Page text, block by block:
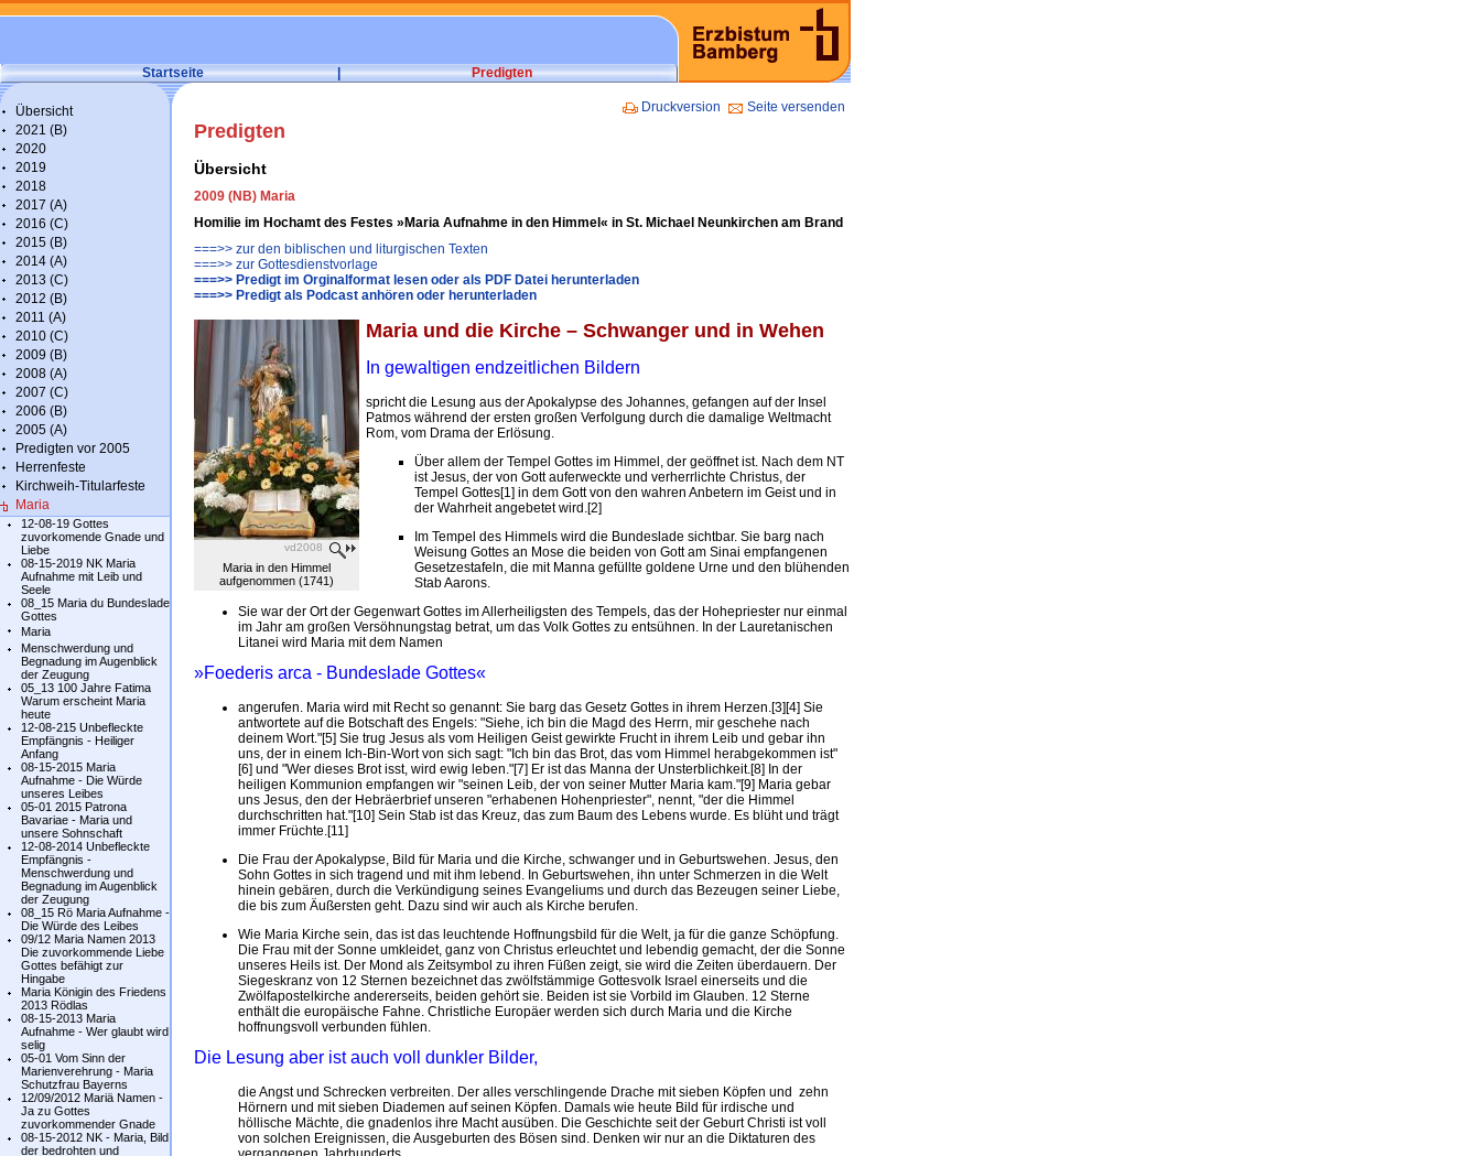
Startseite | Predigten
Übersicht
2021 (B)
2020
2019
2018
2017 (A)
2016 (C)
2015 (B)
2014 (A)
2013 (C)
2012 (B)
2011 (A)
2010 (C)
2009 (B)
2008 (A)
2007 (C)
2006 (B)
2005 (A)
Predigten vor 2005
Herrenfeste
Kirchweih-Titularfeste
Maria
12-08-19 Gottes
zuvorkomende Gnade und
Liebe
08-15-2019 NK Maria
Aufnahme mit Leib und
Seele
08_15 Maria du Bundeslade
Gottes
Maria
Menschwerdung und
Begnadung im Augenblick
der Zeugung
05_13 100 Jahre Fatima
Warum erscheint Maria
heute
12-08-215 Unbefleckte
Empfängnis - Heiliger
Anfang
08-15-2015 Maria
Aufnahme - Die Würde
unseres Leibes
05-01 2015 Patrona
Bavariae - Maria und
unsere Sohnschaft
12-08-2014 Unbefleckte
Empfängnis -
Menschwerdung und
Begnadung im Augenblick
der Zeugung
08_15 Rö Maria Aufnahme -
Die Würde des Leibes
09/12 Maria Namen 2013
Die zuvorkommende Liebe
Gottes befähigt zur
Hingabe
Maria Königin des Friedens
2013 Rödlas
08-15-2013 Maria
Aufnahme - Wer glaubt wird
selig
05-01 Vom Sinn der
Marienverehrung - Maria
Schutzfrau Bayerns
12/09/2012 Mariä Namen -
Ja zu Gottes
zuvorkommender Gnade
08-15-2012 NK - Maria, Bild
der bedrohten und
Druckversion Seite versenden
Predigten
Übersicht
2009 (NB) Maria
Homilie im Hochamt des Festes »Maria Aufnahme in den Himmel« in St. Michael Neunkirchen am Brand
===>> zur den biblischen und liturgischen Texten
===>> zur Gottesdienstvorlage
===>> Predigt im Orginalformat lesen oder als PDF Datei herunterladen
===>> Predigt als Podcast anhören oder herunterladen
vd2008
Maria in den Himmel
aufgenommen (1741)
Maria und die Kirche – Schwanger und in Wehen
In gewaltigen endzeitlichen Bildern
spricht die Lesung aus der Apokalypse des Johannes, gefangen auf der Insel
Patmos während der ersten großen Verfolgung durch die damalige Weltmacht
Rom, vom Drama der Erlösung.
Über allem der Tempel Gottes im Himmel, der geöffnet ist. Nach dem NT
ist Jesus, der von Gott auferweckte und verherrlichte Christus, der
Tempel Gottes[1] in dem Gott von den wahren Anbetern im Geist und in
der Wahrheit angebetet wird.[2]
Im Tempel des Himmels wird die Bundeslade sichtbar. Sie barg nach
Weisung Gottes an Mose die beiden von Gott am Sinai empfangenen
Gesetzestafeln, die mit Manna gefüllte goldene Urne und den blühenden
Stab Aarons.
Sie war der Ort der Gegenwart Gottes im Allerheiligsten des Tempels, das der Hohepriester nur einmal
im Jahr am großen Versöhnungstag betrat, um das Volk Gottes zu entsühnen. In der Lauretanischen
Litanei wird Maria mit dem Namen
»Foederis arca - Bundeslade Gottes«
angerufen. Maria wird mit Recht so genannt: Sie barg das Gesetz Gottes in ihrem Herzen.[3][4] Sie
antwortete auf die Botschaft des Engels: "Siehe, ich bin die Magd des Herrn, mir geschehe nach
deinem Wort."[5] Sie trug Jesus als vom Heiligen Geist gewirkte Frucht in ihrem Leib und gebar ihn
uns, der in einem Ich-Bin-Wort von sich sagt: "Ich bin das Brot, das vom Himmel herabgekommen ist"
[6] und "Wer dieses Brot isst, wird ewig leben."[7] Er ist das Manna der Unsterblichkeit.[8] In der
heiligen Kommunion empfangen wir "seinen Leib, der von seiner Mutter Maria kam."[9] Maria gebar
uns Jesus, den der Hebräerbrief unseren "erhabenen Hohenpriester", nennt, "der die Himmel
durchschritten hat."[10] Sein Stab ist das Kreuz, das zum Baum des Lebens wurde. Es blüht und trägt
immer Früchte.[11]
Die Frau der Apokalypse, Bild für Maria und die Kirche, schwanger und in Geburtswehen. Jesus, den
Sohn Gottes in sich tragend und mit ihm lebend. In Geburtswehen, ihn unter Schmerzen in die Welt
hinein gebären, durch die Verkündigung seines Evangeliums und durch das Bezeugen seiner Liebe,
die bis zum Äußersten geht. Dazu sind wir auch als Kirche berufen.
Wie Maria Kirche sein, das ist das leuchtende Hoffnungsbild für die Welt, ja für die ganze Schöpfung.
Die Frau mit der Sonne umkleidet, ganz von Christus erleuchtet und lebendig gemacht, der die Sonne
unseres Heils ist. Der Mond als Zeitsymbol zu ihren Füßen zeigt, sie wird die Zeiten überdauern. Der
Siegeskranz von 12 Sternen bezeichnet das zwölfstämmige Gottesvolk Israel einerseits und die
Zwölfapostelkirche andererseits, beiden gehört sie. Beiden ist sie Vorbild im Glauben. 12 Sterne
enthält die europäische Fahne. Christliche Europäer werden sich durch Maria und die Kirche
hoffnungsvoll verbunden fühlen.
Die Lesung aber ist auch voll dunkler Bilder,
die Angst und Schrecken verbreiten. Der alles verschlingende Drache mit sieben Köpfen und zehn
Hörnern und mit sieben Diademen auf seinen Köpfen. Damals wie heute Bild für irdische und
höllische Mächte, die gnadenlos ihre Macht ausüben. Die Geschichte seit der Geburt Christi ist voll
von solchen Ereignissen, die Ausgeburten des Bösen sind. Denken wir nur an die Diktaturen des